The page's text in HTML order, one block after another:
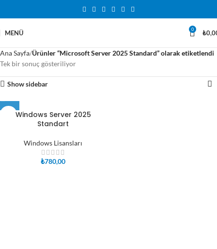
MENÜ 0 ₺
Ana Sayfa Ürünler “Microsoft Server 2025 Standard” olarak etiketlendi
Tek bir sonuç gösteriliyor
Show sidebar
Windows Server 2025
Standart
Windows Lisansları
₺780,00